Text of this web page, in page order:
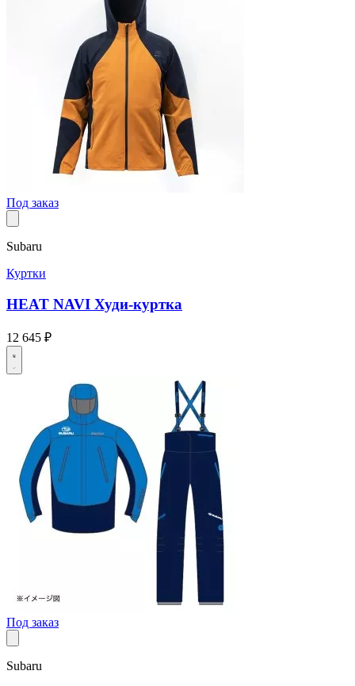
Под заказ
Subaru
Куртки
HEAT NAVI Худи-куртка
12 645 ₽
Под заказ
Subaru